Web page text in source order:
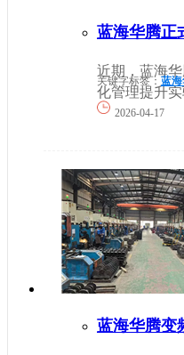
蓝海华腾正
近期，蓝海
化管理提升
关键字标签： 蓝
2026-04-17
蓝海华腾变